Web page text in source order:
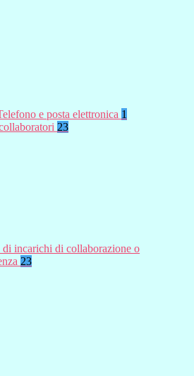
e posta elettronica 1
23
incarichi di collaborazione o
23